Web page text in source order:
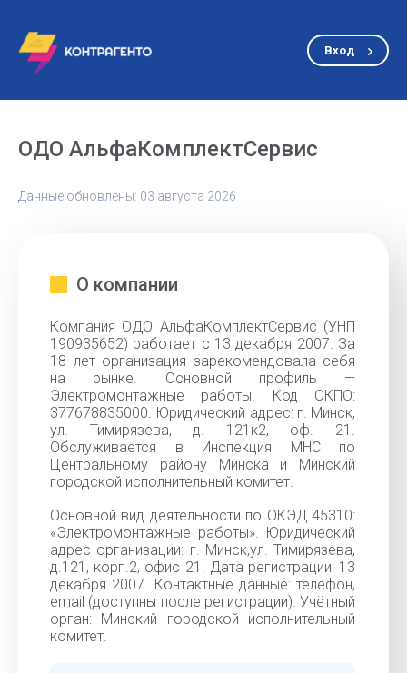
Вход
ОДО АльфаКомплектСервис
Данные обновлены: 03 августа 2026
О компании
Компания ОДО АльфаКомплектСервис (УНП
190935652) работает с 13 декабря 2007. За
18 лет организация зарекомендовала себя
на рынке. Основной профиль —
Электромонтажные работы. Код ОКПО:
377678835000. Юридический адрес: г. Минск,
ул. Тимирязева, д. 121к2, оф. 21.
Обслуживается в Инспекция МНС по
Центральному району Минска и Минский
городской исполнительный комитет.
Основной вид деятельности по ОКЭД 45310:
«Электромонтажные работы». Юридический
адрес организации: г. Минск,ул. Тимирязева,
д.121, корп.2, офис 21. Дата регистрации: 13
декабря 2007. Контактные данные: телефон,
email (доступны после регистрации). Учётный
орган: Минский городской исполнительный
комитет.